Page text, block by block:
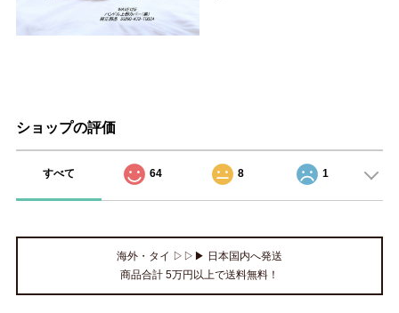
ショップの評価
すべて 64 8 1
海外・タイ ▷▷▶ 日本国内へ発送
商品合計 5万円以上で送料無料！